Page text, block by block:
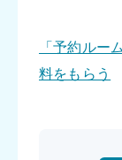
「予約ルー
料をもらう